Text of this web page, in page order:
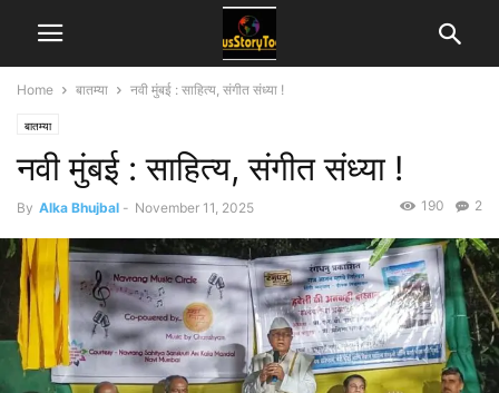
Home बातम्या नवी मुंबई : साहित्य, संगीत संध्या !
बातम्या
नवी मुंबई : साहित्य, संगीत संध्या !
By Alka Bhujbal - November 11, 2025 2
190